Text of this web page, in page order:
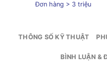
Đơn hàng > 3 triệu
THÔNG SỐ KỸ THUẬT
BÌNH LUẬN &